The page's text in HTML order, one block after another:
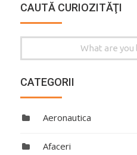
CAUTĂ CURIOZITĂŢI
for:
CATEGORII
Aeronautica
Afaceri